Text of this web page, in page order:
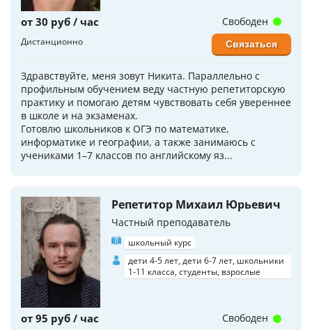
от 30 руб / час
Дистанционно
Здравствуйте, меня зовут Никита. Параллельно с
профильным обучением веду частную репетиторскую
практику и помогаю детям чувствовать себя увереннее
в школе и на экзаменах.
Готовлю школьников к ОГЭ по математике,
информатике и географии, а также занимаюсь с
учениками 1–7 классов по английскому яз...
Свободен
Связаться
Репетитор Михаил Юрьевич
Частный преподаватель
школьный курс
дети 4-5 лет, дети 6-7 лет, школьники
1-11 класса, студенты, взрослые
от 95 руб / час Свободен